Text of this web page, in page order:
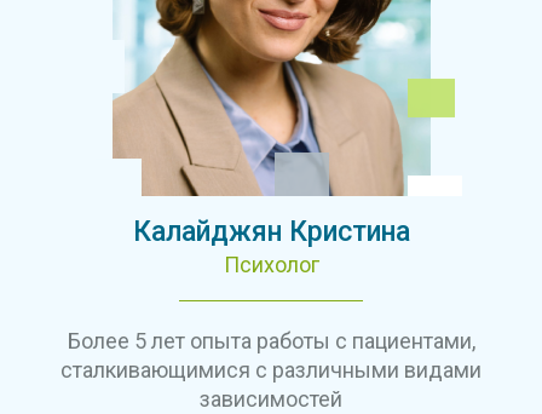
Калайджян Кристина
Психолог
Более 5 лет опыта работы с пациентами,
сталкивающимися с различными видами
зависимостей